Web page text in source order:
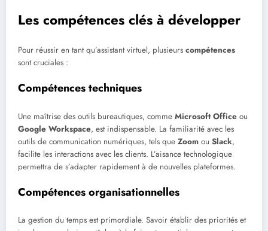
Les compétences clés à développer
Pour réussir en tant qu’assistant virtuel, plusieurs compétences
sont cruciales :
Compétences techniques
Une maîtrise des outils bureautiques, comme Microsoft Office ou
Google Workspace, est indispensable. La familiarité avec les
outils de communication numériques, tels que Zoom ou Slack,
facilite les interactions avec les clients. L’aisance technologique
permettra de s’adapter rapidement à de nouvelles plateformes.
Compétences organisationnelles
La gestion du temps est primordiale. Savoir établir des priorités et